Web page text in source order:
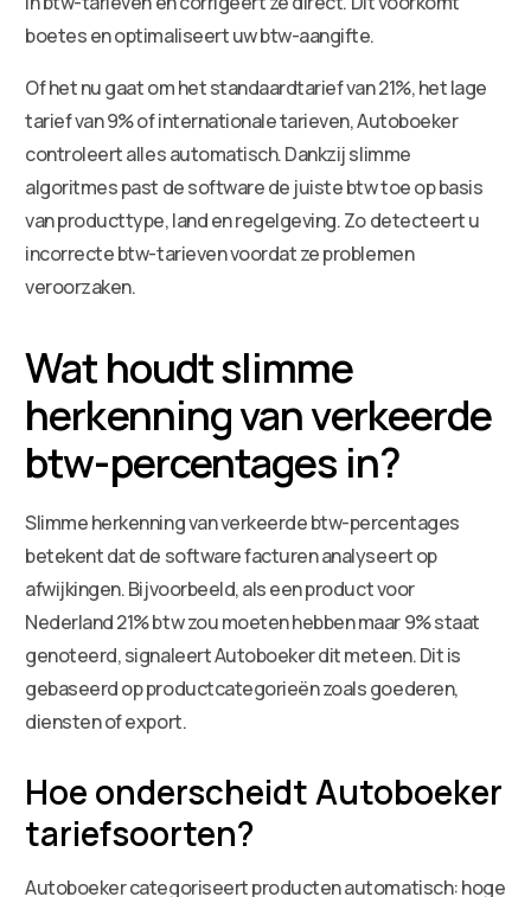
boetes en optimaliseert uw btw-aangifte.
Of het nu gaat om het standaardtarief van 21%, het lage
tarief van 9% of internationale tarieven, Autoboeker
controleert alles automatisch. Dankzij slimme
algoritmes past de software de juiste btw toe op basis
van producttype, land en regelgeving. Zo detecteert u
incorrecte btw-tarieven voordat ze problemen
veroorzaken.
Wat houdt slimme
herkenning van verkeerde
btw-percentages in?
Slimme herkenning van verkeerde btw-percentages
betekent dat de software facturen analyseert op
afwijkingen. Bijvoorbeeld, als een product voor
Nederland 21% btw zou moeten hebben maar 9% staat
genoteerd, signaleert Autoboeker dit meteen. Dit is
gebaseerd op productcategorieën zoals goederen,
diensten of export.
Hoe onderscheidt Autoboeker
tariefsoorten?
Autoboeker categoriseert producten automatisch: hoge